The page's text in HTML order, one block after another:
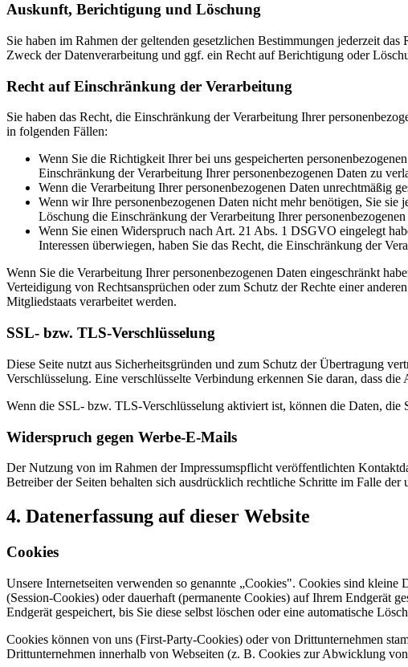
Auskunft, Berichtigung und Löschung
Sie haben im Rahmen der geltenden gesetzlichen Bestimmungen jederzeit
Zweck der Datenverarbeitung und ggf. ein Recht auf Berichtigung oder
Recht auf Einschränkung der Verarbeitung
Sie haben das Recht, die Einschränkung der Verarbeitung Ihrer
in folgenden Fällen:
Wenn Sie die Richtigkeit Ihrer bei uns gespeicherten
Einschränkung der Verarbeitung Ihrer personenbezogenen Daten zu
Wenn die Verarbeitung Ihrer personenbezogenen Daten unrechtmäßig
Wenn wir Ihre personenbezogenen Daten nicht mehr benötigen, Sie
Löschung die Einschränkung der Verarbeitung Ihrer
Wenn Sie einen Widerspruch nach Art. 21 Abs. 1 DSGVO eingelegt
Interessen überwiegen, haben Sie das Recht, die Einschränkung der
Wenn Sie die Verarbeitung Ihrer personenbezogenen Daten eingeschränkt
Verteidigung von Rechtsansprüchen oder zum Schutz der Rechte einer
Mitgliedstaats verarbeitet werden.
SSL- bzw. TLS-Verschlüsselung
Diese Seite nutzt aus Sicherheitsgründen und zum Schutz der Übertragung
Verschlüsselung. Eine verschlüsselte Verbindung erkennen Sie daran, dass
Wenn die SSL- bzw. TLS-Verschlüsselung aktiviert ist, können die Daten,
Widerspruch gegen Werbe-E-Mails
Der Nutzung von im Rahmen der Impressumspflicht veröffentlichten
Betreiber der Seiten behalten sich ausdrücklich rechtliche Schritte im Falle
4. Datenerfassung auf dieser Website
Cookies
Unsere Internetseiten verwenden so genannte „Cookies". Cookies sind
(Session-Cookies) oder dauerhaft (permanente Cookies) auf Ihrem Endgerät
Endgerät gespeichert, bis Sie diese selbst löschen oder eine automatische
Cookies können von uns (First-Party-Cookies) oder von Drittunternehmen
Drittunternehmen innerhalb von Webseiten (z. B. Cookies zur Abwicklung